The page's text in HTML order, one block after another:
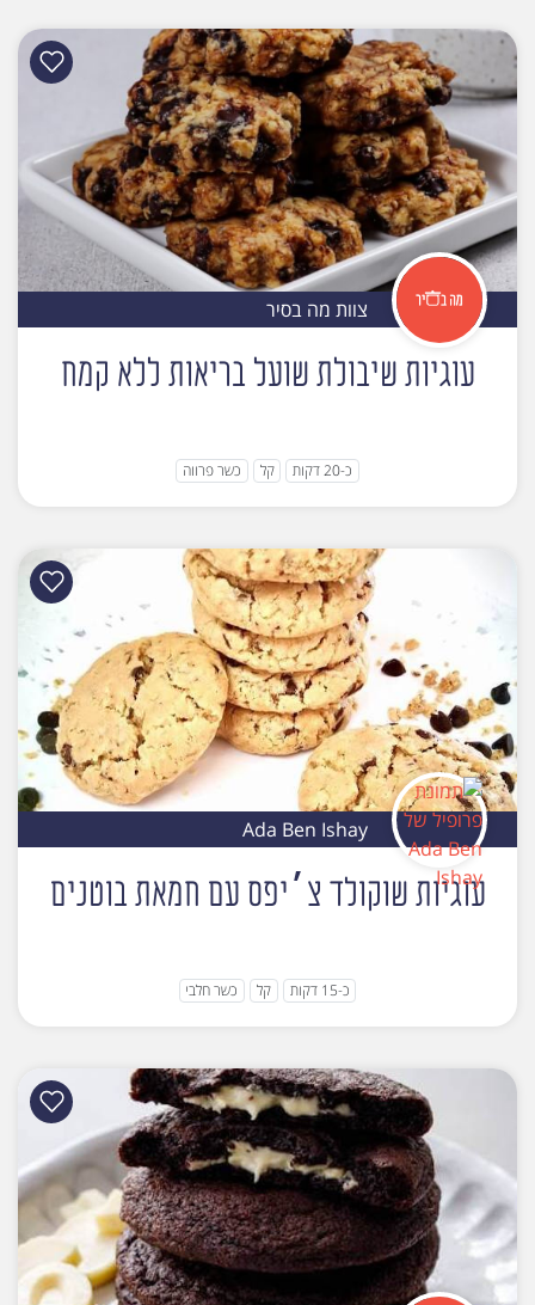
צוות מה בסיר
עוגיות שיבולת שועל בריאות ללא קמח
כ-20 דקות קל כשר פרווה
Ada Ben Ishay
עוגיות שוקולד צ׳יפס עם חמאת בוטנים
כ-15 דקות קל כשר חלבי